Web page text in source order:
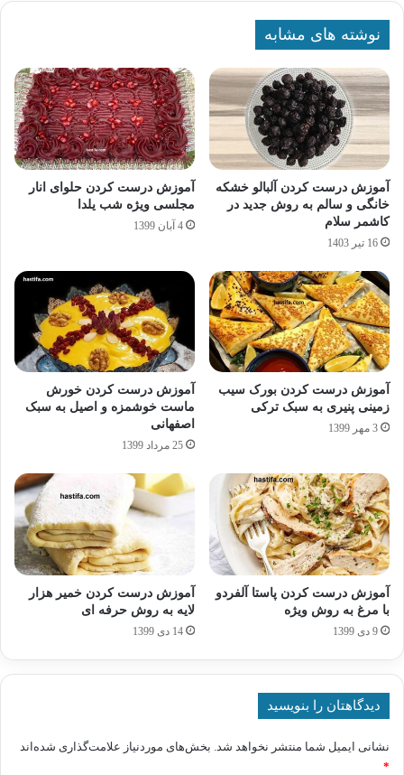
نوشته های مشابه
آموزش درست کردن آلبالو خشکه
خانگی و سالم به روش جدید در
کاشمر سلام
16 تیر 1403
آموزش درست کردن حلوای انار
مجلسی ویژه شب یلدا
4 آبان 1399
آموزش درست کردن بورک سیب
زمینی پنیری به سبک ترکی
3 مهر 1399
آموزش درست کردن خورش
ماست خوشمزه و اصیل به سبک
اصفهانی
25 مرداد 1399
آموزش درست کردن پاستا آلفردو
با مرغ به روش ویژه
9 دی 1399
آموزش درست کردن خمیر هزار
لایه به روش حرفه ای
14 دی 1399
دیدگاهتان را بنویسید
نشانی ایمیل شما منتشر نخواهد شد. بخش‌های موردنیاز علامت‌گذاری شده‌اند
*